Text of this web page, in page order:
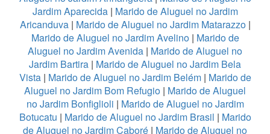
Jardim Aparecida| Marido de Aluguel no Jardim
Aricanduva| Marido de Aluguel no Jardim Matarazzo|
Marido de Aluguel no Jardim Avelino| Marido de
Aluguel no Jardim Avenida | Marido de Aluguel no
Jardim Bartira | Marido de Aluguel no Jardim Bela
Vista| Marido de Aluguel no Jardim Belém| Marido de
Aluguel no Jardim Bom Refugio | Marido de Aluguel
no Jardim Bonfiglioli | Marido de Aluguel no Jardim
Botucatu | Marido de Aluguel no Jardim Brasil | Marido
de Aluguel no Jardim Caboré | Marido de Aluguel no